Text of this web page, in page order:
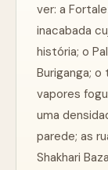
ver: a
inacabada
história; o
Buriganga; o
vapores
uma
parede; as
Shakhari